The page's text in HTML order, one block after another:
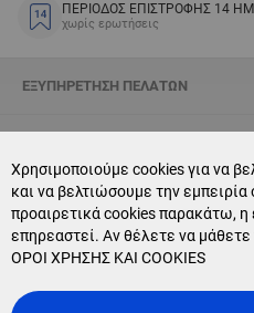
Χρησιμοποιούμε cookies για να
και να βελτιώσουμε την
προαιρετικά cookies παρακάτω, η
επηρεαστεί. Αν θέλετε να
ΟΡΟΙ ΧΡΗΣΗΣ ΚΑΙ COOKIES
ΠΕΡΙΟΔΟΣ ΕΠΙΣΤΡΟΦΗΣ 14
χωρίς ερωτήσεις
ΕΞΥΠΗΡΈΤΗΣΗ ΠΕΛΑΤΏΝ
CONTACT US
NEWSLETTER SUBSCRIPTION